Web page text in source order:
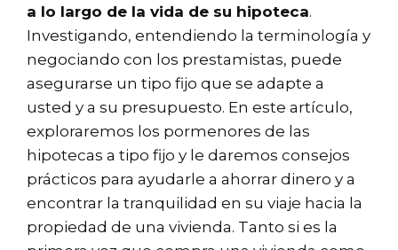
a lo largo de la vida de su hipoteca.
Investigando, entendiendo la terminología y
negociando con los prestamistas, puede
asegurarse un tipo fijo que se adapte a
usted y a su presupuesto. En este artículo,
exploraremos los pormenores de las
hipotecas a tipo fijo y le daremos consejos
prácticos para ayudarle a ahorrar dinero y a
encontrar la tranquilidad en su viaje hacia la
propiedad de una vivienda. Tanto si es la